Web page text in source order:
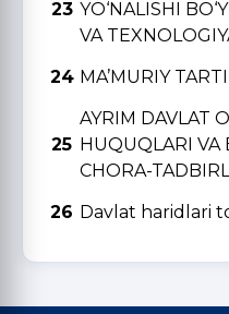
23 YO‘NALISHI
VA
24 MA’MURIY
25
AYRIM DAVLAT
HUQUQLARI VA
CHORA-
26 Davlat haridlari